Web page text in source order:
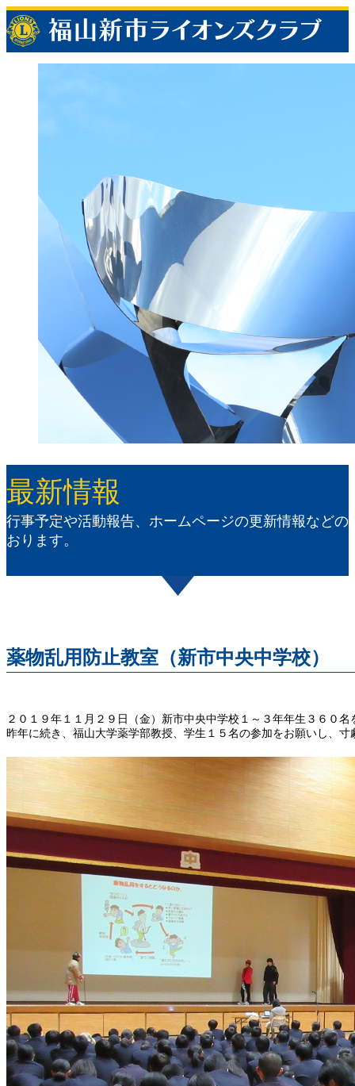
最新情報
行事予定や活動報告、ホームページの更新情報などの
おります。
薬物乱用防止教室（新市中央中学校）
２０１９年１１月２９日（金）新市中央中学校１～３年年生３６０
昨年に続き、福山大学薬学部教授、学生１５名の参加をお願いし、